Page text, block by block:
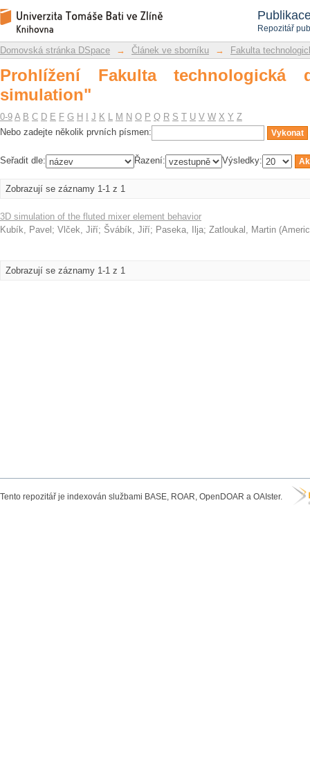
Repozitář
Prohlížení Fakulta technologická dle
Repozitář DSpace/Manakin
Domovská stránka DSpace → Článek ve sborníku → Fakulta
Prohlížení Fakulta technologická
simulation"
0-9 A B C D E F G H J K L M N O P Q R S T U V W X Y Z
Nebo zadejte několik prvních písmen:
Seřadit dle: Řazení: Výsledky:
Zobrazují se záznamy 1-1 z 1
3D simulation of the fluted mixer element behavior
Kubík, Pavel ; Vlček, Jiří; Švábík, Jiří; Paseka, Ilja; Zatloukal, Martin (
Zobrazují se záznamy 1-1 z 1
Tento repozitář je indexován službami BASE, ROAR, OpenDOAR a OAIster.